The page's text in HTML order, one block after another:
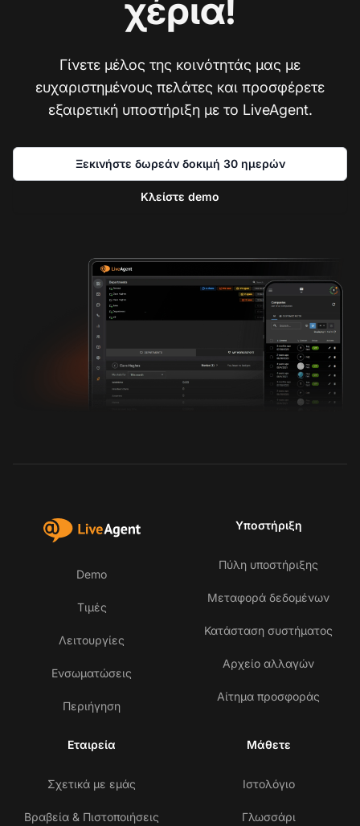
χέρια!
Γίνετε μέλος της κοινότητάς μας με
ευχαριστημένους πελάτες και προσφέρετε
εξαιρετική υποστήριξη με το LiveAgent.
Ξεκινήστε δωρεάν δοκιμή 30 ημερών
Κλείστε demo
Demo
Τιμές
Λειτουργίες
Ενσωματώσεις
Περιήγηση
Υποστήριξη
Πύλη υποστήριξης
Μεταφορά δεδομένων
Κατάσταση συστήματος
Αρχείο αλλαγών
Αίτημα προσφοράς
Εταιρεία
Σχετικά με εμάς
Βραβεία & Πιστοποιήσεις
Μάθετε
Ιστολόγιο
Γλωσσάρι